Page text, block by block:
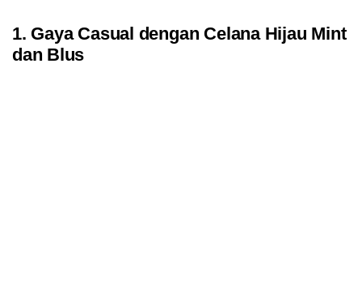
1. Gaya Casual dengan Celana Hijau Mint
dan Blus